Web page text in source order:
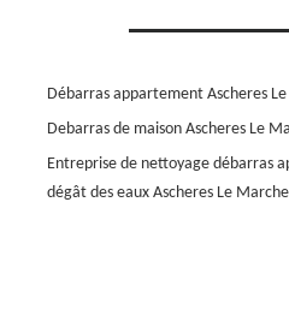
Débarras appartement Ascheres
Debarras de maison Ascheres Le
Entreprise de nettoyage débarras
dégât des eaux Ascheres Le